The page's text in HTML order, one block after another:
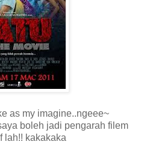
as my imagine..ngeee~
boleh jadi pengarah filem
lah!! kakakaka